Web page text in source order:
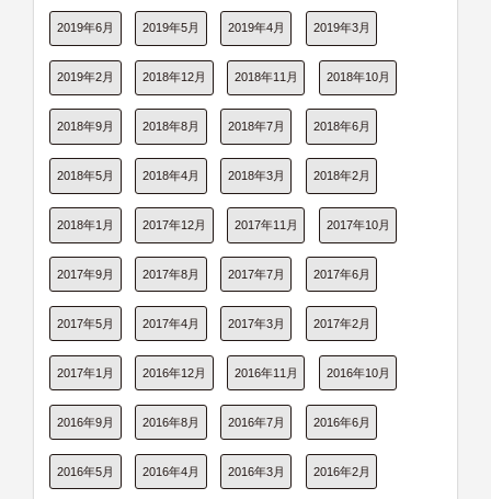
2019年6月 2019年5月 2019年4月 2019年3月
2019年2月 2018年12月 2018年11月 2018年10月
2018年9月 2018年8月 2018年7月 2018年6月
2018年5月 2018年4月 2018年3月 2018年2月
2018年1月 2017年12月 2017年11月 2017年10月
2017年9月 2017年8月 2017年7月 2017年6月
2017年5月 2017年4月 2017年3月 2017年2月
2017年1月 2016年12月 2016年11月 2016年10月
2016年9月 2016年8月 2016年7月 2016年6月
2016年5月 2016年4月 2016年3月 2016年2月